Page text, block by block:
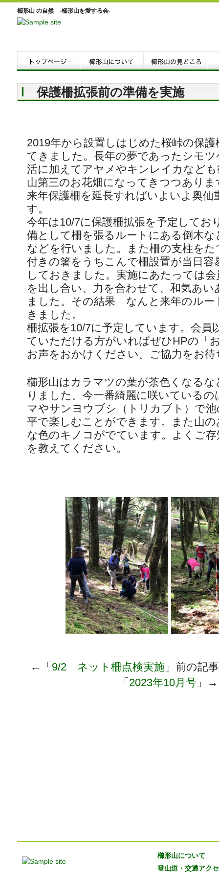
櫛形山 の自然 -櫛形山を愛する会-
保護柵拡張前の準備を実施
2019年から設置しはじめた桜峠の保
てきました。長年の夢であったシモ
活に加えてアヤメやキンレイカなど
山第三のお花畑になってきつつあり
来年保護柵を延長すればいよいよ奥仙
す。
今年は10/7に保護柵拡張を予定してお
備として柵を張るルートにある倒木な
などを行いました。また柵の支柱を
付きの箸をうちこんで柵設置が当日容
しておきました。実施にあたっては
を出し合い、力を合わせて、和気あい
ました。その結果 なんと来年のルー
きました。
柵拡張を10/7に予定しています。会員
ていただける方がいればぜひHPの「
お声をおかけください。ご協力をお
櫛形山はカラマツの葉が茶色くなる
りました。今一番綺麗に咲いている
マやサンヨウブシ（トリカブト）で
平で楽しむことができます。また山
な色のキノコがでています。よくご
を教えてください。
←「 9/2 ネット柵点検実施」前の記
「 2023年10月号 」→
櫛形山について
登山道・交通アク